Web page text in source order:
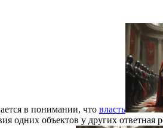
в понимании, что власть
одних объектов у других ответная